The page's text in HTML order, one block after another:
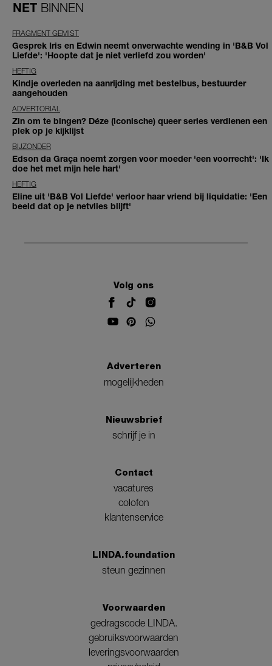
NET BINNEN
FRAGMENT GEMIST
Gesprek Iris en Edwin neemt onverwachte wending in 'B&B Vol
Liefde': 'Hoopte dat je niet verliefd zou worden'
HEFTIG
Kindje overleden na aanrijding met bestelbus, bestuurder
aangehouden
ADVERTORIAL
Zin om te bingen? Déze (iconische) queer series verdienen een
plek op je kijklijst
BIJZONDER
Edson da Graça noemt zorgen voor moeder 'een voorrecht': 'Ik
doe het met mijn hele hart'
HEFTIG
Eline uit 'B&B Vol Liefde' verloor haar vriend bij liquidatie: 'Een
beeld dat op je netvlies blijft'
Volg ons
Adverteren
mogelijkheden
Nieuwsbrief
schrijf je in
Contact
vacatures
colofon
klantenservice
LINDA.foundation
steun gezinnen
Voorwaarden
gedragscode LINDA.
gebruiksvoorwaarden
leveringsvoorwaarden